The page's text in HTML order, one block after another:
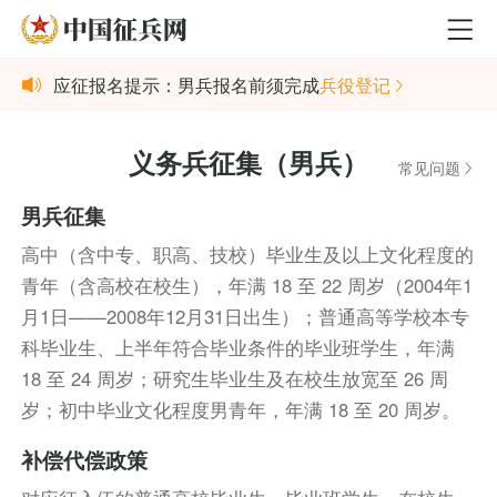
应征报名提示：男兵报名前须完成兵役登记
义务兵征集（男兵） 常见问题
男兵征集
高中（含中专、职高、技校）毕业生及以上文化程度的
青年（含高校在校生），年满 18 至 22 周岁（2004年1
月1日——2008年12月31日出生）；普通高等学校本专
科毕业生、上半年符合毕业条件的毕业班学生，年满
18 至 24 周岁；研究生毕业生及在校生放宽至 26 周
岁；初中毕业文化程度男青年，年满 18 至 20 周岁。
补偿代偿政策